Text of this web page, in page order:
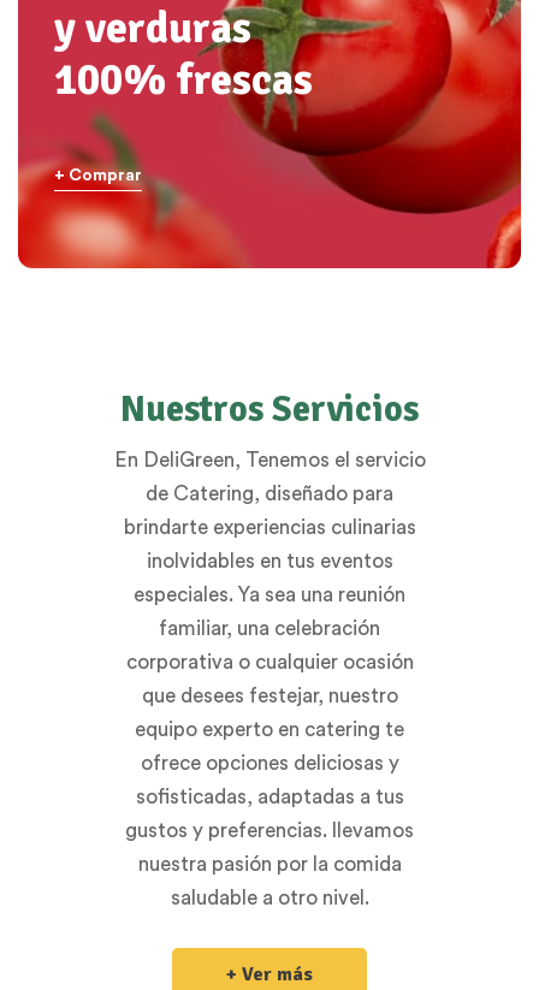
y verduras
100% frescas
+ Comprar
Nuestros Servicios
En DeliGreen, Tenemos el servicio
de Catering, diseñado para
brindarte experiencias culinarias
inolvidables en tus eventos
especiales. Ya sea una reunión
familiar, una celebración
corporativa o cualquier ocasión
que desees festejar, nuestro
equipo experto en catering te
ofrece opciones deliciosas y
sofisticadas, adaptadas a tus
gustos y preferencias. llevamos
nuestra pasión por la comida
saludable a otro nivel.
+ Ver más